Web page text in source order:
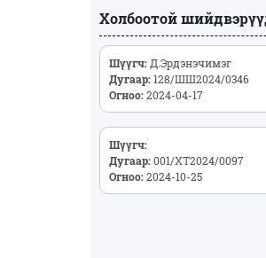
Холбоотой
Шүүгч:Д.Эрдэнэчимэг
Дугаар:128/ШШ2024/0346
Огноо:2024-04-17
Шүүгч:
Дугаар:001/ХТ2024/0097
Огноо:2024-10-25